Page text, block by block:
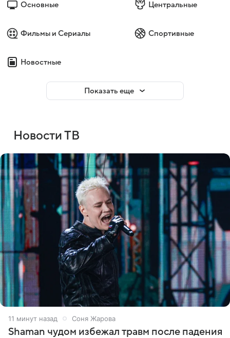
Основные Центральные
Фильмы и Сериалы Спортивные
Новостные
Показать еще
Новости ТВ
11 минут назад Соня Жарова
Shaman чудом избежал травм после падения